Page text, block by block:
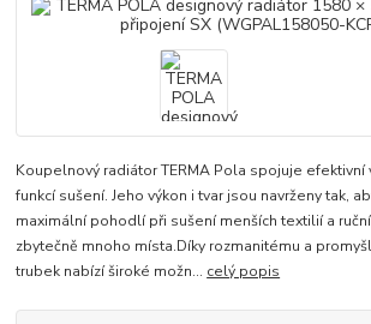
Koupelnový radiátor TERMA Pola spojuje efektivní
funkcí sušení. Jeho výkon i tvar jsou navrženy tak,
maximální pohodlí při sušení menších textilií a
zbytečně mnoho místa.Díky rozmanitému a
trubek nabízí široké možn... celý popis